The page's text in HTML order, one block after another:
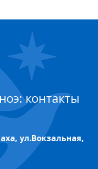
контакты
ул.Вокзальная,